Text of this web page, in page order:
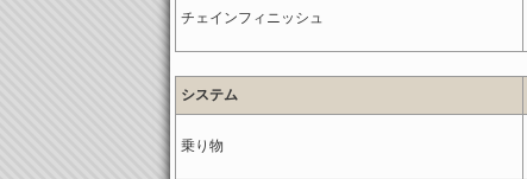
チェインフィニッシュ
システム
乗り物